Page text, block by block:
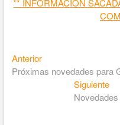
** INFORMACIÓN
Anterior
Próximas novedades para
Siguiente